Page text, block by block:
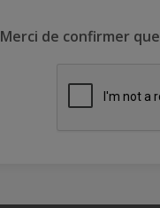
Merci de confirmer